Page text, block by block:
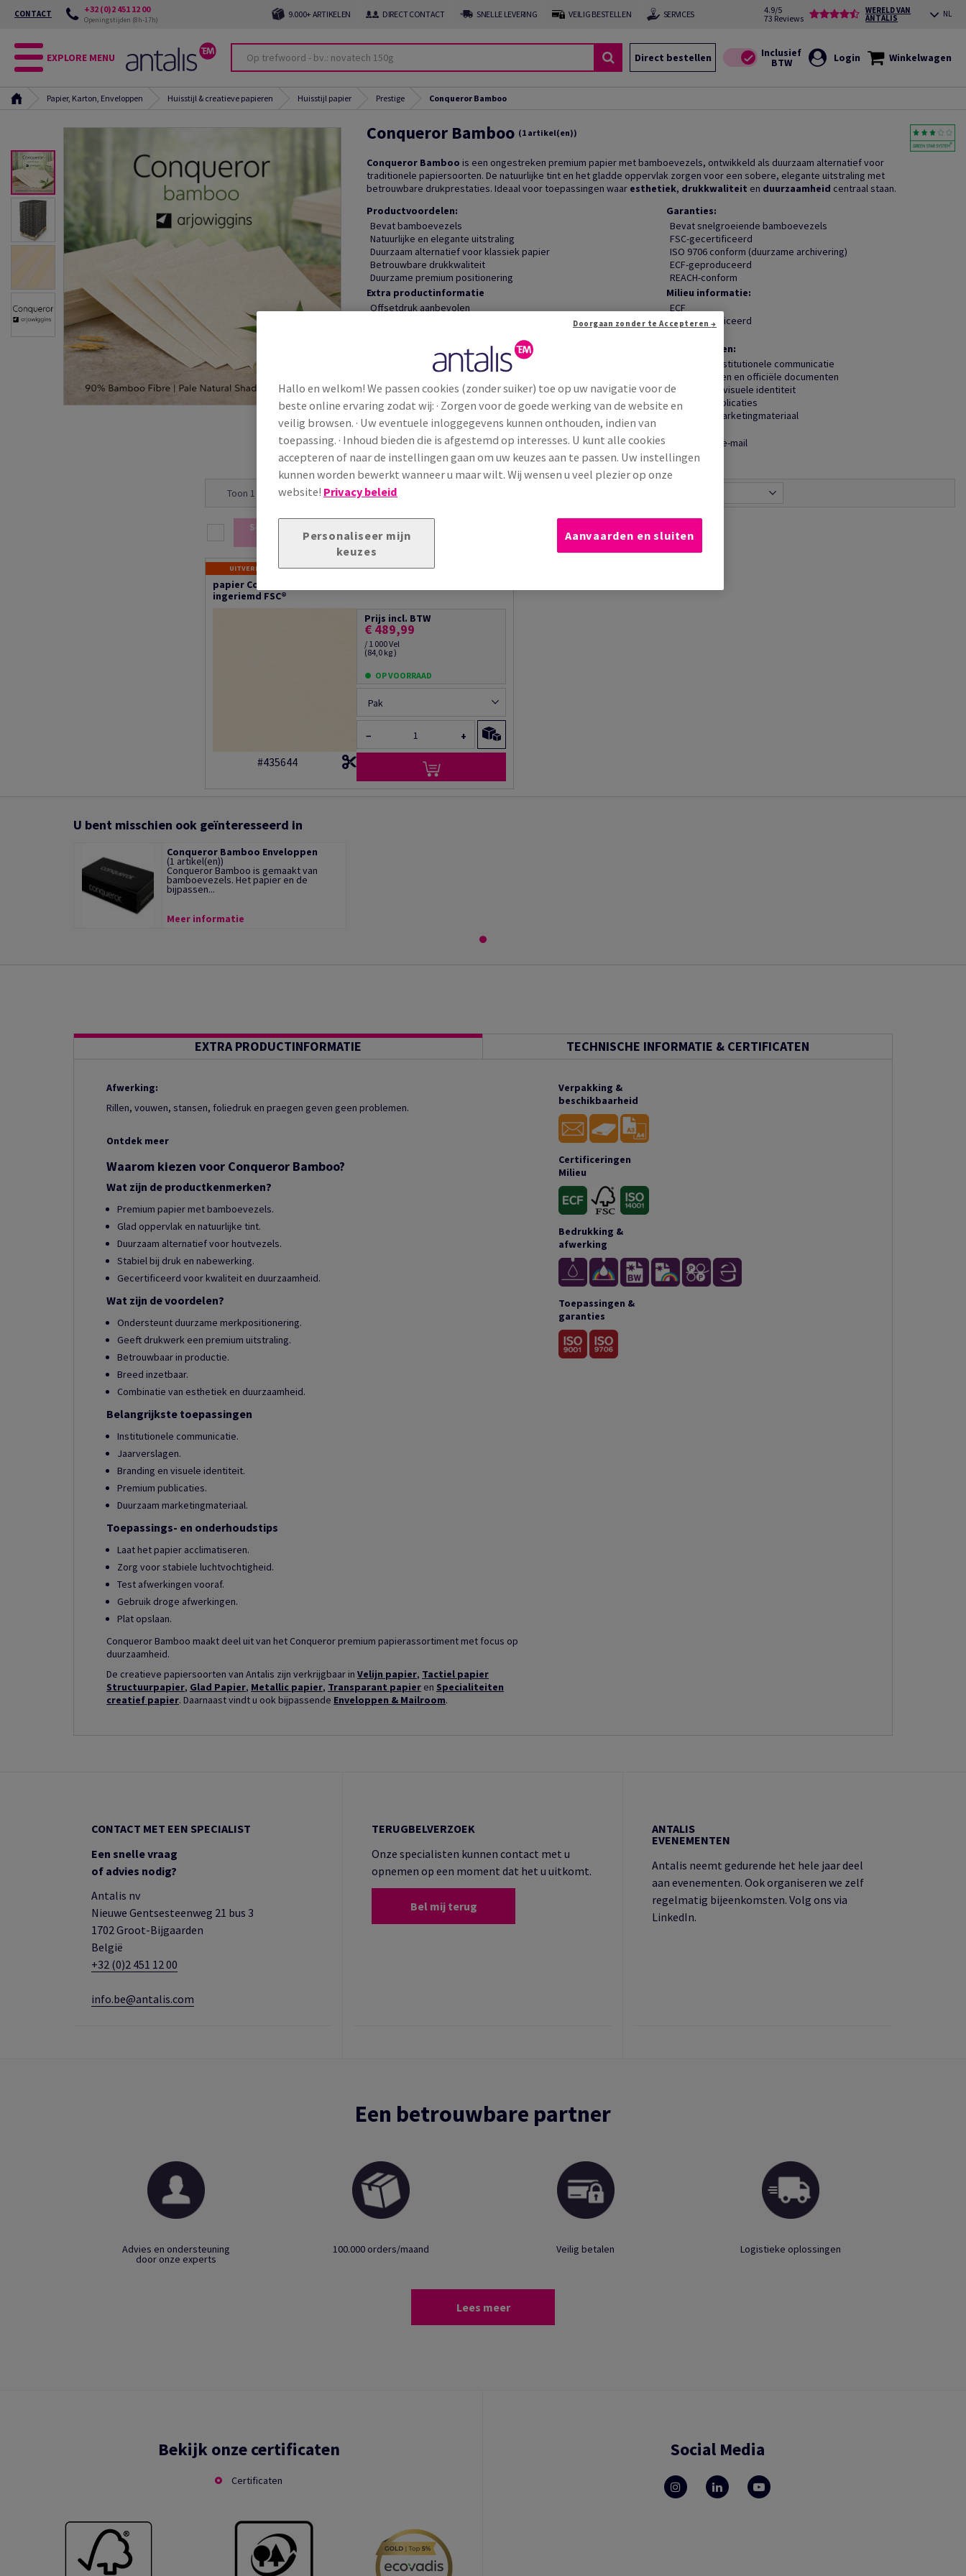
CONTACT +32 (0)2 451 12 00
Openingstijden (8h-17h) 9.000+ ARTIKELEN DIRECT CONTACT SNELLE LEVERING VEILIG BESTELLEN SERVICES
4.9/5
73 Reviews
WERELD VAN
ANTALIS NL
EXPLORE MENU Direct bestellen Login Winkelwagen
Papier, Karton, Enveloppen Huisstijl & creatieve papieren Huisstijl papier Prestige Conqueror Bamboo
Conqueror Bamboo (1 artikel(en))
Conqueror Bamboo is een ongestreken premium papier met bamboevezels, ontwikkeld als duurzaam alternatief voor
traditionele papiersoorten. De natuurlijke tint en het gladde oppervlak zorgen voor een sobere, elegante uitstraling met
betrouwbare drukprestaties. Ideaal voor toepassingen waar esthetiek, drukkwaliteit en duurzaamheid centraal staan.
Productvoordelen:
Bevat bamboevezels
Natuurlijke en elegante uitstraling
Duurzaam alternatief voor klassiek papier
Betrouwbare drukkwaliteit
Duurzame premium positionering
Extra productinformatie
Offsetdruk aanbevolen
Compatibel met droge afwerkingen
Hoge dimensionale stabiliteit
Garanties:
Bevat snelgroeiende bamboevezels
FSC-gecertificeerd
ISO 9706 conform (duurzame archivering)
ECF-geproduceerd
REACH-conform
Milieu informatie:
ECF
FSC gecertificeerd
Toepassingen:
Duurzame institutionele communicatie
Jaarverslagen en officiële documenten
Branding en visuele identiteit
Premium publicaties
Duurzaam marketingmateriaal
Extra productinformatie
Delen via e-mail
Toon 1 - 1 resultaten van 1
Selectie toevoegen aan
winkelwagen
UITVERKOOP
papier Conqueror Bamboo crema 120g 700x1000mm
ingeriemd FSC®
#435644
Prijs incl. BTW
€ 489,99
/ 1 000 Vel
(84,0 kg )
OP VOORRAAD
Pak
− +
U bent misschien ook geïnteresseerd in
Conqueror Bamboo Enveloppen
(1 artikel(en))
Conqueror Bamboo is gemaakt van
bamboevezels. Het papier en de
bijpassen...
Meer informatie
EXTRA PRODUCTINFORMATIE TECHNISCHE INFORMATIE & CERTIFICATEN
Afwerking:
Rillen, vouwen, stansen, foliedruk en praegen geven geen problemen.
Ontdek meer
Waarom kiezen voor Conqueror Bamboo?
Wat zijn de productkenmerken?
Premium papier met bamboevezels.
Glad oppervlak en natuurlijke tint.
Duurzaam alternatief voor houtvezels.
Stabiel bij druk en nabewerking.
Gecertificeerd voor kwaliteit en duurzaamheid.
Wat zijn de voordelen?
Ondersteunt duurzame merkpositionering.
Geeft drukwerk een premium uitstraling.
Betrouwbaar in productie.
Breed inzetbaar.
Combinatie van esthetiek en duurzaamheid.
Belangrijkste toepassingen
Institutionele communicatie.
Jaarverslagen.
Branding en visuele identiteit.
Premium publicaties.
Duurzaam marketingmateriaal.
Toepassings- en onderhoudstips
Laat het papier acclimatiseren.
Zorg voor stabiele luchtvochtigheid.
Test afwerkingen vooraf.
Gebruik droge afwerkingen.
Plat opslaan.
Conqueror Bamboo maakt deel uit van het Conqueror premium papierassortiment met focus op
duurzaamheid.
De creatieve papiersoorten van Antalis zijn verkrijgbaar in Velijn papier, Tactiel papier
Structuurpapier, Glad Papier, Metallic papier, Transparant papier en Specialiteiten
creatief papier. Daarnaast vindt u ook bijpassende Enveloppen & Mailroom.
Verpakking &
beschikbaarheid
Certificeringen
Milieu
Bedrukking &
afwerking
Toepassingen &
garanties
CONTACT MET EEN SPECIALIST
Een snelle vraag
of advies nodig?
Antalis nv
Nieuwe Gentsesteenweg 21 bus 3
1702 Groot-Bijgaarden
België
+32 (0)2 451 12 00
info.be@antalis.com
TERUGBELVERZOEK
Onze specialisten kunnen contact met u
opnemen op een moment dat het u uitkomt.
Bel mij terug
ANTALIS
EVENEMENTEN
Antalis neemt gedurende het hele jaar deel
aan evenementen. Ook organiseren we zelf
regelmatig bijeenkomsten. Volg ons via
LinkedIn.
Een betrouwbare partner
Advies en ondersteuning
door onze experts
100.000 orders/maand Veilig betalen Logistieke oplossingen
Lees meer
Bekijk onze certificaten
Certificaten
Social Media
Hallo en welkom! We passen cookies (zonder suiker) toe op uw navigatie voor de
beste online ervaring zodat wij: · Zorgen voor de goede werking van de website en
veilig browsen. · Uw eventuele inloggegevens kunnen onthouden, indien van
toepassing. · Inhoud bieden die is afgestemd op interesses. U kunt alle cookies
accepteren of naar de instellingen gaan om uw keuzes aan te passen. Uw instellingen
kunnen worden bewerkt wanneer u maar wilt. Wij wensen u veel plezier op onze
website! Privacy beleid
Personaliseer mijn
keuzes
Doorgaan zonder te Accepteren →
Aanvaarden en sluiten